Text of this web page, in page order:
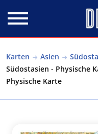
Karten Asien
Südostasien - Physische
Physische Karte